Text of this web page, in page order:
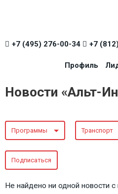
+7 (495) 276-00-34 +7
Профиль
Новости «Альт-
Программы Транспорт
Подписаться
Не найдено ни одной новости